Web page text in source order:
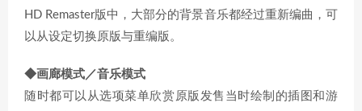
HD Remaster版中，大部分的背景音乐都经过重新编曲，可
以从设定切换原版与重编版。
◆画廊模式／音乐模式
随时都可以从选项菜单欣赏原版发售当时绘制的插图和游